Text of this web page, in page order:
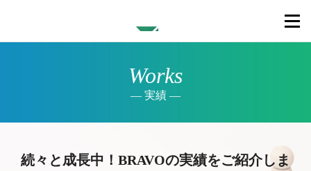
Works
実績
続々と成長中！BRAVOの実績をご紹介しま